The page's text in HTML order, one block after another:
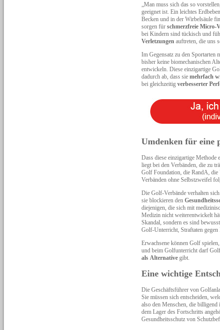
„Man muss sich das so
geeignet ist. Ein leichtes
Becken und in der Wirbelsäule
sorgen für schmerzfreie Micro-
bei Kindern sind tückisch und
Verletzungen auftreten, die uns
Im Gegensatz zu den Sportarten
bisher keine biomechanischen
entwickeln. Diese einzigartige
dadurch ab, dass sie mehrfach
bei gleichzeitig verbesserter
Umdenken für eine
Dass diese einzigartige Methode
liegt bei den Verbänden, die zu
Golf Foundation, die RandA, die
Verbänden ohne Selbstzweifel
Die Golf-Verbände verhalten
sie blockieren den
diejenigen, die sich mit
Medizin nicht weiterentwickelt
Skandal, sondern es sind
Golf-Unterricht, Straftaten gegen
Erwachsene können Golf
und beim Golfunterricht darf
als Alternative gibt.
Eine wichtige
Die Geschäftsführer von
Sie müssen sich entscheiden,
also den Menschen, die
dem Lager des Fortschritts
Gesundheitsschutz von